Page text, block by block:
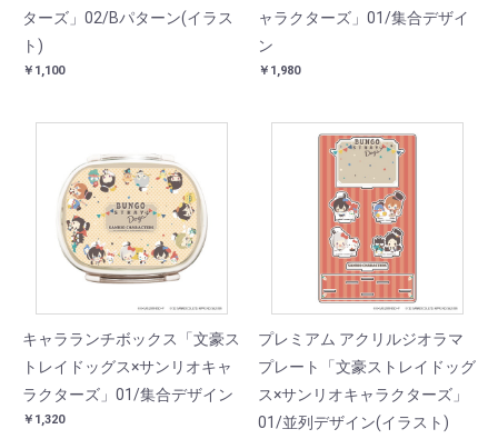
ターズ」02/Bパターン(イラス
ト)
￥1,100
ャラクターズ」01/集合デザイ
ン
￥1,980
キャラランチボックス「文豪ス
トレイドッグス×サンリオキャ
ラクターズ」01/集合デザイン
￥1,320
プレミアム アクリルジオラマ
プレート「文豪ストレイドッグ
ス×サンリオキャラクターズ」
01/並列デザイン(イラスト)